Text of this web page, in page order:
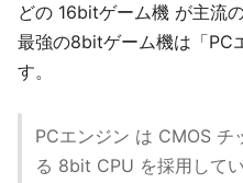
どの 16bitゲーム機 が主流
最強の8bitゲーム機は「PC
す。
PCエンジン は CMOS チ
る 8bit CPU を採用して